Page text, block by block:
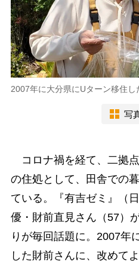
2007年に大分県にUターン移住し
写
コロナ禍を経て、二拠
の住処として、田舎での
ている。『有吉ゼミ』（
優・財前直見さん（57）
りが毎回話題に。2007年
した財前さんに、改めて